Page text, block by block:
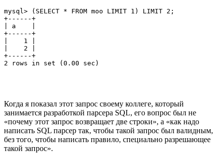
mysql> (SELECT * FROM moo LIMIT 1) LIMIT 2;
+------+
| a    |
+------+
|    1 |
|    2 |
+------+
Когда я показал этот запрос своему коллеге, который
занимается разработкой парсера SQL, его вопрос был не
«почему этот запрос возвращает две строки», а «как надо
написать SQL парсер так, чтобы такой запрос был валидным,
без того, чтобы написать правило, специально разрешающее
такой запрос».